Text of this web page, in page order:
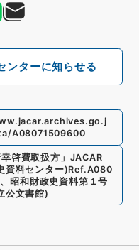
ンターに知らせる
A08071509600
啓費取扱方 」 JACAR
資料センター)Ref.A080
、昭和財政史資料第１号
公文書館)